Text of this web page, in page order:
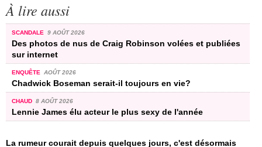
À lire aussi
SCANDALE 9 AOÛT 2026
Des photos de nus de Craig Robinson volées et publiées
sur internet
ENQUÊTE AOÛT 2026
Chadwick Boseman serait-il toujours en vie?
CHAUD 8 AOÛT 2026
Lennie James élu acteur le plus sexy de l'année
La rumeur courait depuis quelques jours, c'est désormais